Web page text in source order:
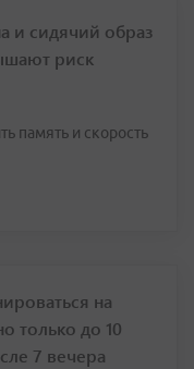
и сидячий образ
риск
память и скорость
на
только до 10
7 вечера